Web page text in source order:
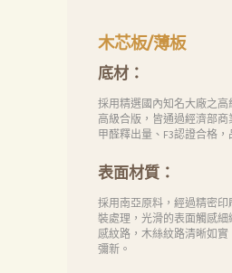
木芯板/薄板
底材：
採用精選國內知名大廠之高
高級合版，皆通過經濟部商
甲醛釋出量、F3認證合格，
表面材質：
採用南亞原料，經過精密印
裝處理，光滑的表面觸感細
感紋路，木絲紋路清晰如實
彌新。